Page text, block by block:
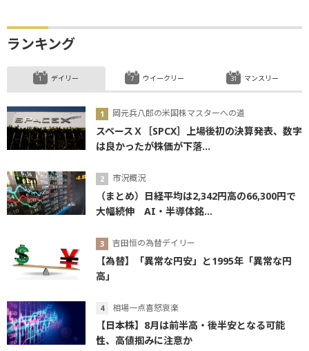
ランキング
デイリー
岡元兵八郎の米国株マスターへの道
スペースＸ［SPCX］上場後初の決算発表、数字
は良かったが株価が下落...
市況概況
（まとめ）日経平均は2,342円高の66,300円で
大幅続伸 AI・半導体銘...
吉田恒の為替デイリー
【為替】「異常な円安」と1995年「異常な円
高」
相場一点喜怒哀楽
【日本株】8月は前半高・後半安となる可能
性、高値掴みに注意か
ウイークリー マンスリー